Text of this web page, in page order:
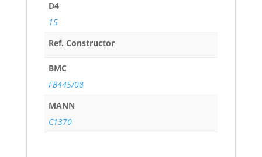
D4
15
Ref. Constructor
BMC
FB445/08
MANN
C1370